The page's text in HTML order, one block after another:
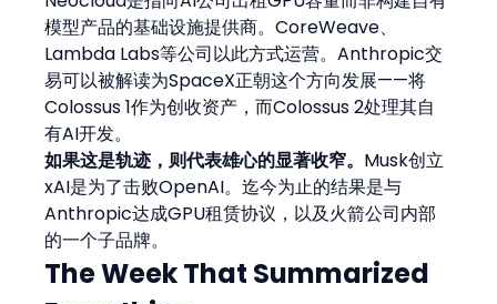
模型产品的基础设施提供商。CoreWeave、
Lambda Labs等公司以此方式运营。Anthropic交
易可以被解读为SpaceX正朝这个方向发展——将
Colossus 1作为创收资产，而Colossus 2处理其自
有AI开发。
如果这是轨迹，则代表雄心的显著收窄。 Musk创立
xAI是为了击败OpenAI。迄今为止的结果是与
Anthropic达成GPU租赁协议，以及火箭公司内部
的一个子品牌。
The Week That Summarized